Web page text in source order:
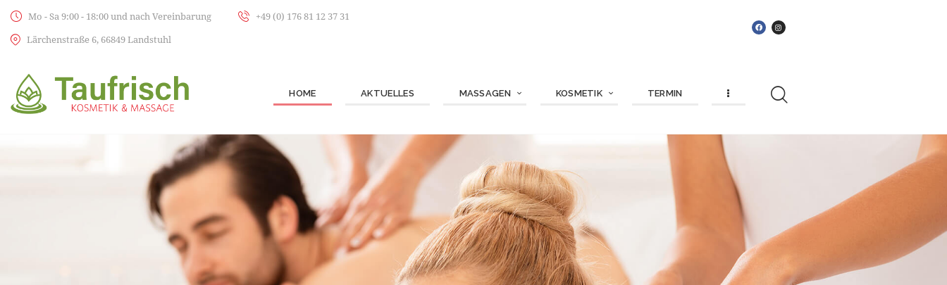
Mo - Sa 9:00 - 18:00 und nach Vereinbarung
+49 (0) 176 81 12 37 31
Lärchenstraße 6, 66849 Landstuhl
HOME AKTUELLES MASSAGEN KOSMETIK TERMIN